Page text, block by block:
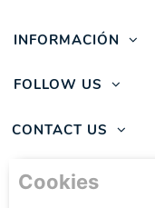
INFORMACIÓN
CONTACT US
Cookies
FOLLOW US